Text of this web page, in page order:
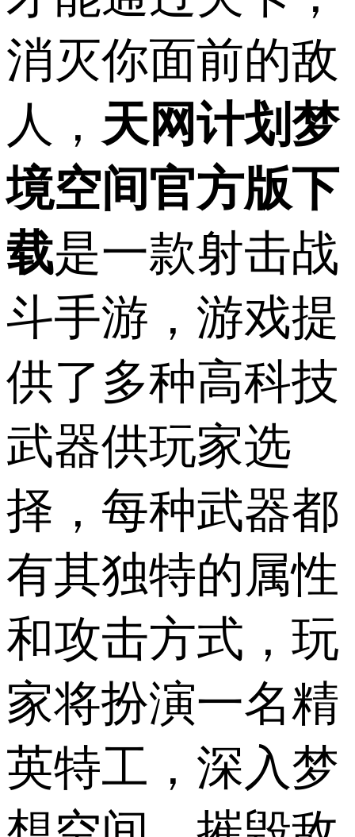
消灭你面前的敌
人， 天网计划梦
境空间官方版下
载是一款射击战
斗手游，游戏提
供了多种高科技
武器供玩家选
择，每种武器都
有其独特的属性
和攻击方式，玩
家将扮演一名精
英特工，深入梦